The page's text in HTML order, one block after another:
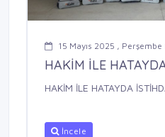
15 Mayıs 2025 , Perşembe
HAKİM İLE
HAKİM İLE HATAYDA
İncele